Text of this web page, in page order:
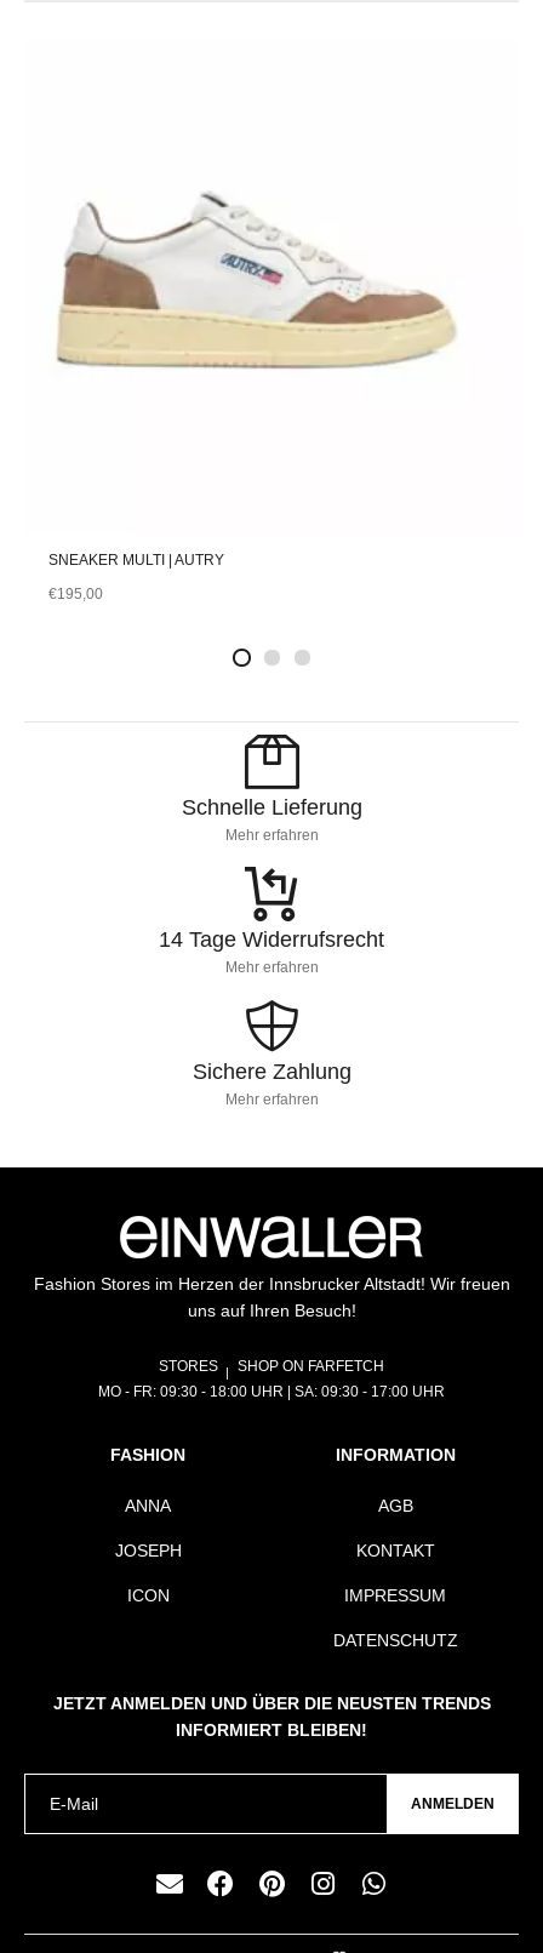
SNEAKER MULTI | AUTRY
€195,00
Schnelle Lieferung
Mehr erfahren
14 Tage Widerrufsrecht
Mehr erfahren
Sichere Zahlung
Mehr erfahren
Fashion Stores im Herzen der Innsbrucker Altstadt! Wir freuen
uns auf Ihren Besuch!
STORES
SHOP ON FARFETCH
MO - FR: 09:30 - 18:00 UHR | SA: 09:30 - 17:00 UHR
FASHION
ANNA
JOSEPH
ICON
INFORMATION
AGB
KONTAKT
IMPRESSUM
DATENSCHUTZ
JETZT ANMELDEN UND ÜBER DIE NEUSTEN TRENDS
INFORMIERT BLEIBEN!
ANMELDEN